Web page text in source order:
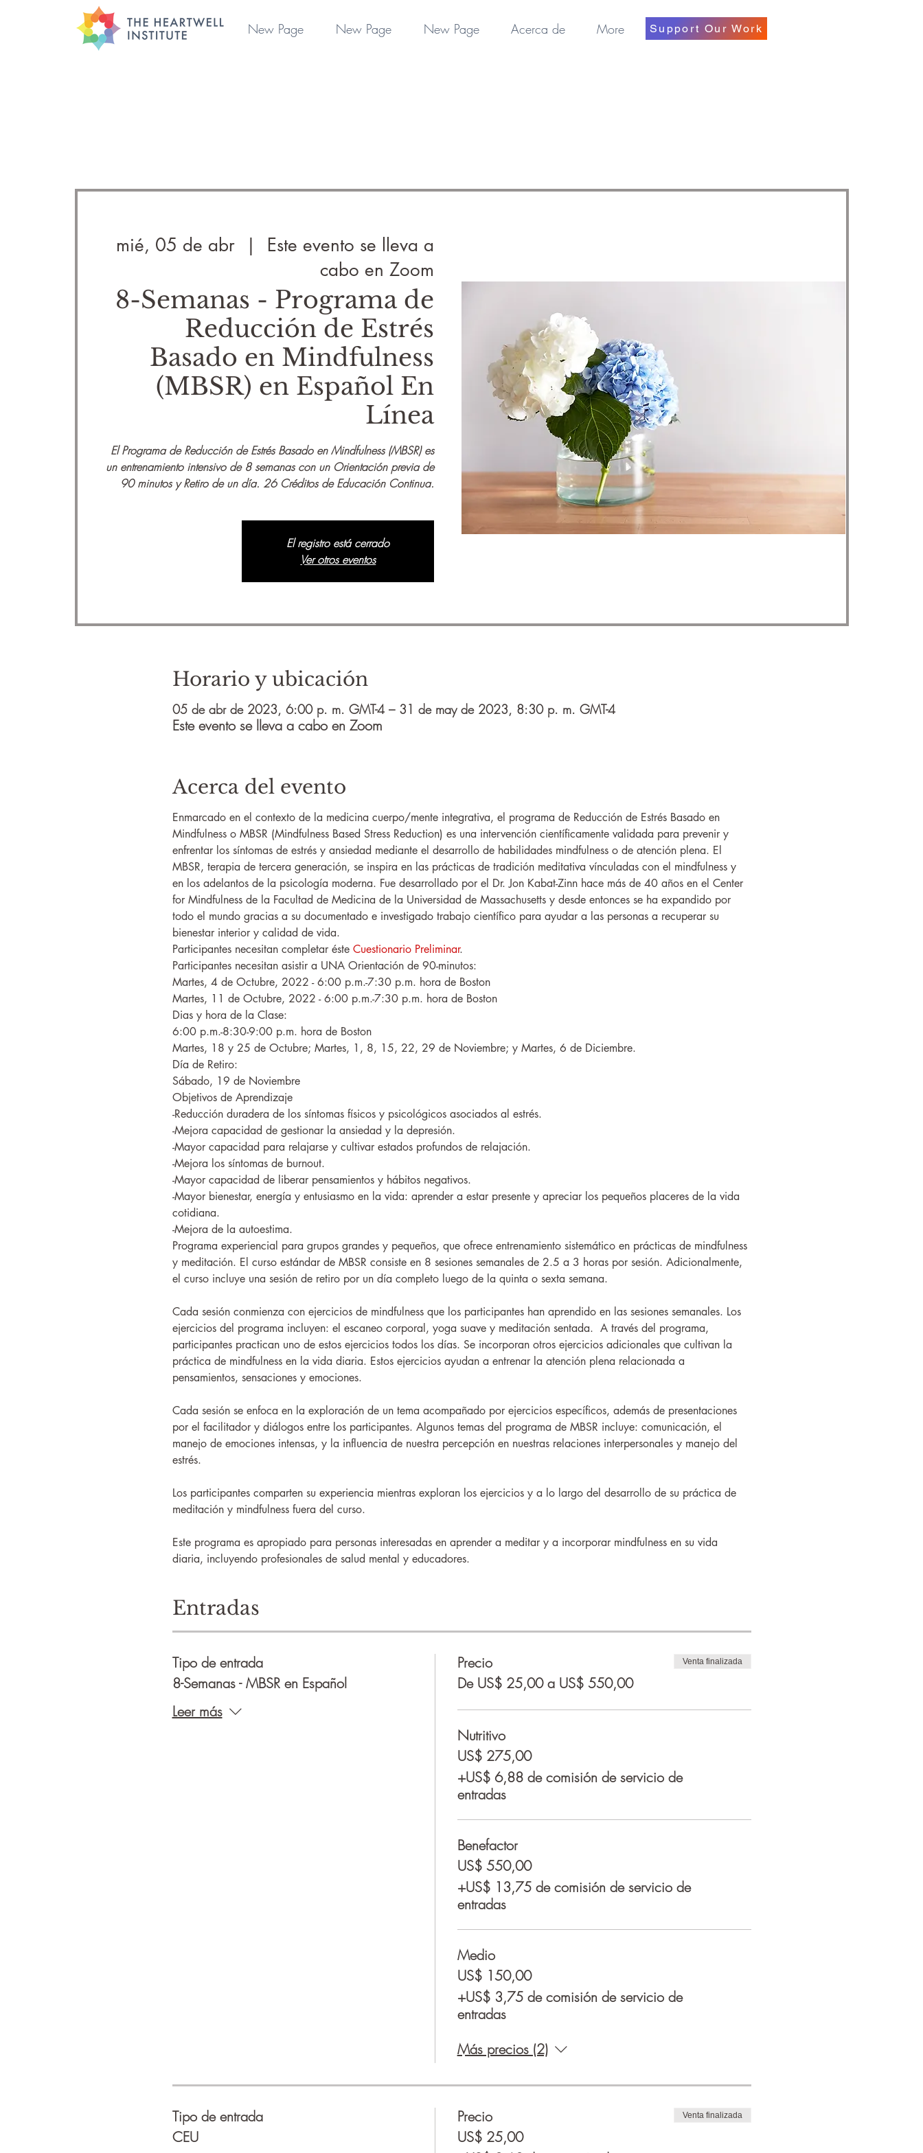
mié, 05 de abr
  |
Este evento se lleva a
cabo en Zoom
8-Semanas - Programa de
Reducción de Estrés
Basado en Mindfulness
(MBSR) en Español En
Línea
El Programa de Reducción de Estrés Basado en Mindfulness (MBSR) es
un entrenamiento intensivo de 8 semanas con un Orientación previa de
90 minutos y Retiro de un día. 26 Créditos de Educación Continua.
El registro está cerrado
Ver otros eventos
Horario y ubicación
05 de abr de 2023, 6:00 p. m. GMT-4 – 31 de may de 2023, 8:30 p. m. GMT-4
Este evento se lleva a cabo en Zoom
Acerca del evento
Enmarcado en el contexto de la medicina cuerpo/mente integrativa, el programa de Reducción de Estrés Basado en
Mindfulness o MBSR (Mindfulness Based Stress Reduction) es una intervención científicamente validada para prevenir y
enfrentar los síntomas de estrés y ansiedad mediante el desarrollo de habilidades mindfulness o de atención plena. El
MBSR, terapia de tercera generación, se inspira en las prácticas de tradición meditativa vínculadas con el mindfulness y
en los adelantos de la psicología moderna. Fue desarrollado por el Dr. Jon Kabat-Zinn hace más de 40 años en el Center
for Mindfulness de la Facultad de Medicina de la Universidad de Massachusetts y desde entonces se ha expandido por
todo el mundo gracias a su documentado e investigado trabajo científico para ayudar a las personas a recuperar su
bienestar interior y calidad de vida.
Participantes necesitan completar éste Cuestionario Preliminar.
Participantes necesitan asistir a UNA Orientación de 90-minutos:
Martes, 4 de Octubre, 2022 - 6:00 p.m.-7:30 p.m. hora de Boston
Martes, 11 de Octubre, 2022 - 6:00 p.m.-7:30 p.m. hora de Boston
Dias y hora de la Clase:
6:00 p.m.-8:30-9:00 p.m. hora de Boston
Martes, 18 y 25 de Octubre; Martes, 1, 8, 15, 22, 29 de Noviembre; y Martes, 6 de Diciembre.
Día de Retiro:
Sábado, 19 de Noviembre
Objetivos de Aprendizaje
-Reducción duradera de los síntomas físicos y psicológicos asociados al estrés.
-Mejora capacidad de gestionar la ansiedad y la depresión.
-Mayor capacidad para relajarse y cultivar estados profundos de relajación.
-Mejora los síntomas de burnout.
-Mayor capacidad de liberar pensamientos y hábitos negativos.
-Mayor bienestar, energía y entusiasmo en la vida: aprender a estar presente y apreciar los pequeños placeres de la vida
cotidiana.
-Mejora de la autoestima.
Programa experiencial para grupos grandes y pequeños, que ofrece entrenamiento sistemático en prácticas de mindfulness
y meditación. El curso estándar de MBSR consiste en 8 sesiones semanales de 2.5 a 3 horas por sesión. Adicionalmente,
el curso incluye una sesión de retiro por un día completo luego de la quinta o sexta semana.
Cada sesión conmienza con ejercicios de mindfulness que los participantes han aprendido en las sesiones semanales. Los
ejercicios del programa incluyen: el escaneo corporal, yoga suave y meditación sentada.  A través del programa,
participantes practican uno de estos ejercicios todos los días. Se incorporan otros ejercicios adicionales que cultivan la
práctica de mindfulness en la vida diaria. Estos ejercicios ayudan a entrenar la atención plena relacionada a
pensamientos, sensaciones y emociones.
Cada sesión se enfoca en la exploración de un tema acompañado por ejercicios específicos, además de presentaciones
por el facilitador y diálogos entre los participantes. Algunos temas del programa de MBSR incluye: comunicación, el
manejo de emociones intensas, y la influencia de nuestra percepción en nuestras relaciones interpersonales y manejo del
estrés.
Los participantes comparten su experiencia mientras exploran los ejercicios y a lo largo del desarrollo de su práctica de
meditación y mindfulness fuera del curso.
Este programa es apropiado para personas interesadas en aprender a meditar y a incorporar mindfulness en su vida
diaria, incluyendo profesionales de salud mental y educadores.
Entradas
Tipo de entrada
8-Semanas - MBSR en Español
Leer más
Precio
De US$ 25,00 a US$ 550,00
Venta finalizada
Nutritivo
US$ 275,00
+US$ 6,88 de comisión de servicio de
entradas
Benefactor
US$ 550,00
+US$ 13,75 de comisión de servicio de
entradas
Medio
US$ 150,00
+US$ 3,75 de comisión de servicio de
entradas
Más precios (2)
Tipo de entrada
CEU
Precio
US$ 25,00
Venta finalizada
New Page New Page New Page Acerca de More Support Our Work